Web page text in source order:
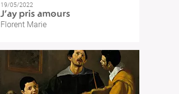
19/05/2022
J’ay pris amours
Florent Marie